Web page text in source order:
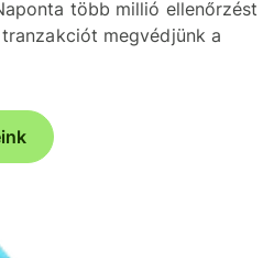
több millió ellenőrzést
megvédjünk a